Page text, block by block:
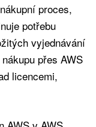
proces,
potřebu
vyjednávání
přes AWS
licencemi,